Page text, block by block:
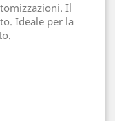
Il
Ideale per la